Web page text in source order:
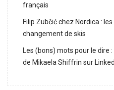
français
Filip Zubčić chez Nordica :
changement de skis
Les (bons) mots pour le dire
de Mikaela Shiffrin sur